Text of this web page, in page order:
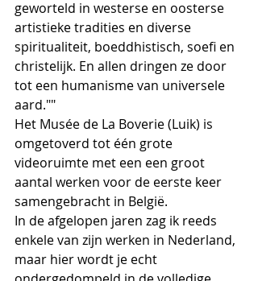
geworteld in westerse en oosterse
artistieke tradities en diverse
spiritualiteit, boeddhistisch, soefi en
christelijk. En allen dringen ze door
tot een humanisme van universele
aard.""
Het Musée de La Boverie (Luik) is
omgetoverd tot één grote
videoruimte met een een groot
aantal werken voor de eerste keer
samengebracht in België.
In de afgelopen jaren zag ik reeds
enkele van zijn werken in Nederland,
maar hier wordt je echt